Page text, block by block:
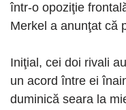
într-o opoziţie
Merkel a anunţat că
Iniţial, cei doi rivali
un acord între ei
duminică seara la